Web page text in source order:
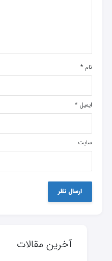
نام *
ایمیل *
سایت
آخرین مقالات